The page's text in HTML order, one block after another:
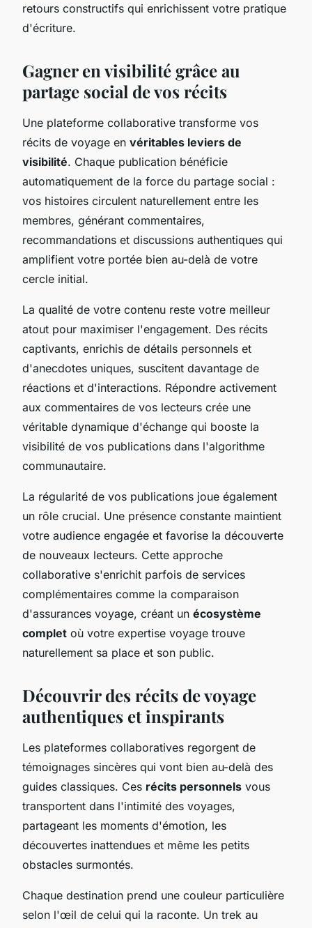
retours constructifs qui enrichissent votre pratique
d'écriture.
Gagner en visibilité grâce au
partage social de vos récits
Une plateforme collaborative transforme vos
récits de voyage en véritables leviers de
visibilité. Chaque publication bénéficie
automatiquement de la force du partage social :
vos histoires circulent naturellement entre les
membres, générant commentaires,
recommandations et discussions authentiques qui
amplifient votre portée bien au-delà de votre
cercle initial.
La qualité de votre contenu reste votre meilleur
atout pour maximiser l'engagement. Des récits
captivants, enrichis de détails personnels et
d'anecdotes uniques, suscitent davantage de
réactions et d'interactions. Répondre activement
aux commentaires de vos lecteurs crée une
véritable dynamique d'échange qui booste la
visibilité de vos publications dans l'algorithme
communautaire.
La régularité de vos publications joue également
un rôle crucial. Une présence constante maintient
votre audience engagée et favorise la découverte
de nouveaux lecteurs. Cette approche
collaborative s'enrichit parfois de services
complémentaires comme la comparaison
d'assurances voyage, créant un écosystème
complet où votre expertise voyage trouve
naturellement sa place et son public.
Découvrir des récits de voyage
authentiques et inspirants
Les plateformes collaboratives regorgent de
témoignages sincères qui vont bien au-delà des
guides classiques. Ces récits personnels vous
transportent dans l'intimité des voyages,
partageant les moments d'émotion, les
découvertes inattendues et même les petits
obstacles surmontés.
Chaque destination prend une couleur particulière
selon l'œil de celui qui la raconte. Un trek au